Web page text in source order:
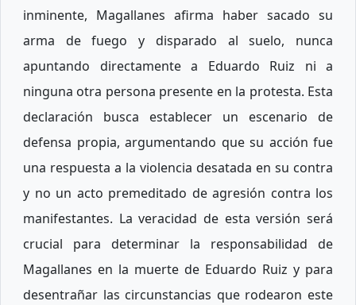
inminente, Magallanes afirma haber sacado su
arma de fuego y disparado al suelo, nunca
apuntando directamente a Eduardo Ruiz ni a
ninguna otra persona presente en la protesta. Esta
declaración busca establecer un escenario de
defensa propia, argumentando que su acción fue
una respuesta a la violencia desatada en su contra
y no un acto premeditado de agresión contra los
manifestantes. La veracidad de esta versión será
crucial para determinar la responsabilidad de
Magallanes en la muerte de Eduardo Ruiz y para
desentrañar las circunstancias que rodearon este